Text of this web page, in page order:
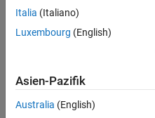
alle
Stellenangebote
anzeigen .
noch
keine
Italia (Italiano)
Luxembourg (English)
Asien-Pazifik
Australia (English)